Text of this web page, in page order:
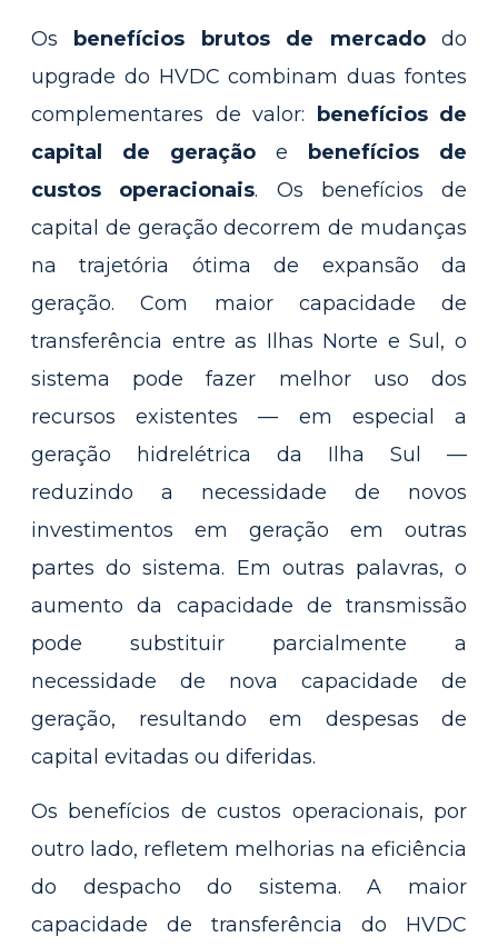
Os benefícios brutos de mercadodo
upgrade do HVDC combinam duas fontes
complementares de valor:
benefícios de
capital de geração e
benefícios de
custos operacionais. Os benefícios de
capital de geração decorrem de mudanças
na trajetória ótima de expansão da
geração. Com maior capacidade de
transferência entre as Ilhas Norte e Sul, o
sistema pode fazer melhor uso dos
recursos existentes — em especial a
geração hidrelétrica da Ilha Sul —
reduzindo a necessidade de novos
investimentos em geração em outras
partes do sistema. Em outras palavras, o
aumento da capacidade de transmissão
pode substituir parcialmente a
necessidade de nova capacidade de
geração, resultando em despesas de
capital evitadas ou diferidas.
Os benefícios de custos operacionais, por
outro lado, refletem melhorias na eficiência
do despacho do sistema. A maior
capacidade de transferência do HVDC